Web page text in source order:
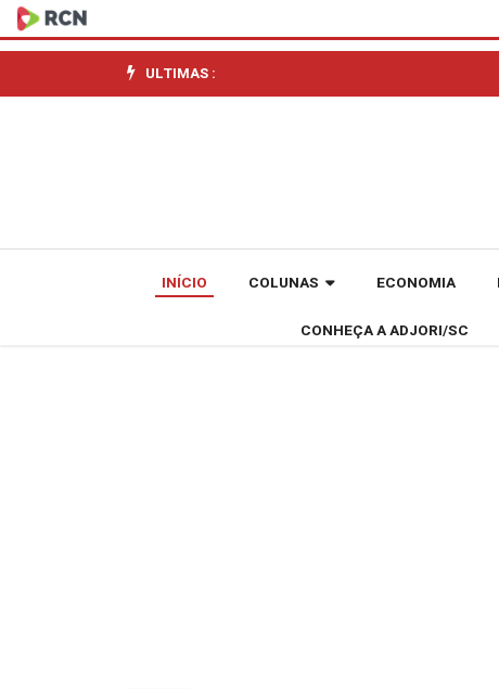
NAF
retoma
atendimentos
partir
ULTIMAS :
INÍCIO COLUNAS ECONOMIA
CONHEÇA A ADJORI/SC